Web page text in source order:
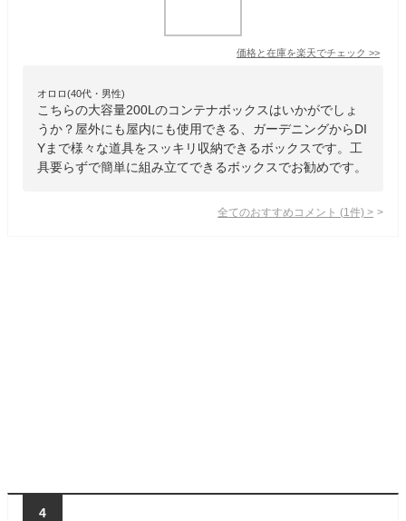
価格と在庫を楽天でチェック >>
オロロ(40代・男性)
こちらの大容量200Lのコンテナボックスはいかがでしょ
うか？屋外にも屋内にも使用できる、ガーデニングからDI
Yまで様々な道具をスッキリ収納できるボックスです。工
具要らずで簡単に組み立てできるボックスでお勧めです。
全てのおすすめコメント (1 件) >
4